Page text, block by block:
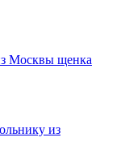
Москвы щенка
из